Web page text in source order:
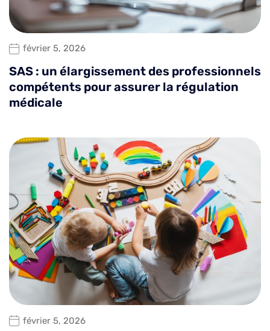
février 5, 2026
SAS : un élargissement des professionnels
compétents pour assurer la régulation
médicale
février 5, 2026